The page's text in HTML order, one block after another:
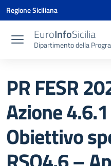
Vai ai contenuti
Vai al menu di navigazione
Vai al footer
Vai al banner delle Cookie Policy
Regione Siciliana
EuroInfoSicilia
Dipartimento della
PR FESR
Azione
Obiettivo